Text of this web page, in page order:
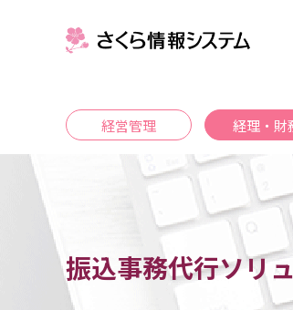
経営管理 経理・財
振込事務代行ソリ